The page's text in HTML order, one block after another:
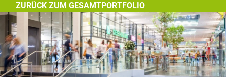
ZURÜCK ZUM GESAMTPORTFOLIO